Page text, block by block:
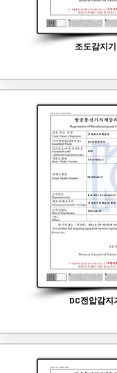
조도감지
DC전압감지